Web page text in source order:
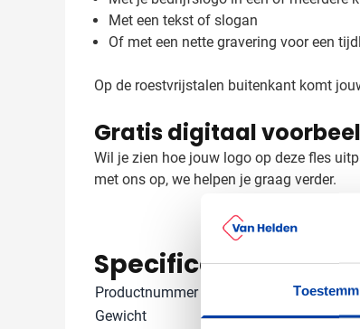
Met een tekst of slogan
Of met een nette gravering voor een
Op de roestvrijstalen buitenkant komt
Gratis digitaal
Wil je zien hoe jouw logo op deze fles
met ons op, we helpen je graag verder.
Specificaties
Productnummer
6535
Gewicht
381